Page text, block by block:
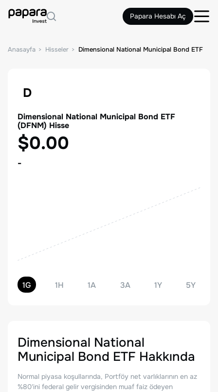
Papara Hesabı Aç
Anasayfa Hisseler Dimensional National Municipal Bond ETF
D
Dimensional National Municipal Bond ETF
(DFNM) Hisse
$0.00
-
1G 1H 1A 3A 1Y 5Y
Dimensional National
Municipal Bond ETF Hakkında
Normal piyasa koşullarında, Portföy net varlıklarının en az
%80'ini federal gelir vergisinden muaf faiz ödeyen